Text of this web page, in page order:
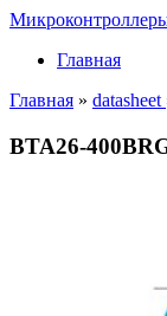
Главная
Главная » datasheet
BTA26-